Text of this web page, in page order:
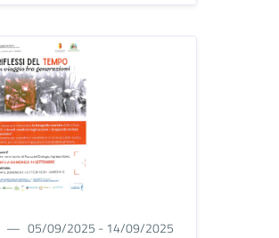
05/09/2025 - 14/09/2025